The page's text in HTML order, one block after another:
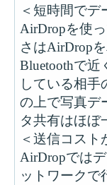
＜短時間でデ
AirDropを使
さはAirDrop
Bluetoothで近
している相
の上で写真デ
タ共有はほぼ
＜送信コスト
AirDropでは
ットワークで